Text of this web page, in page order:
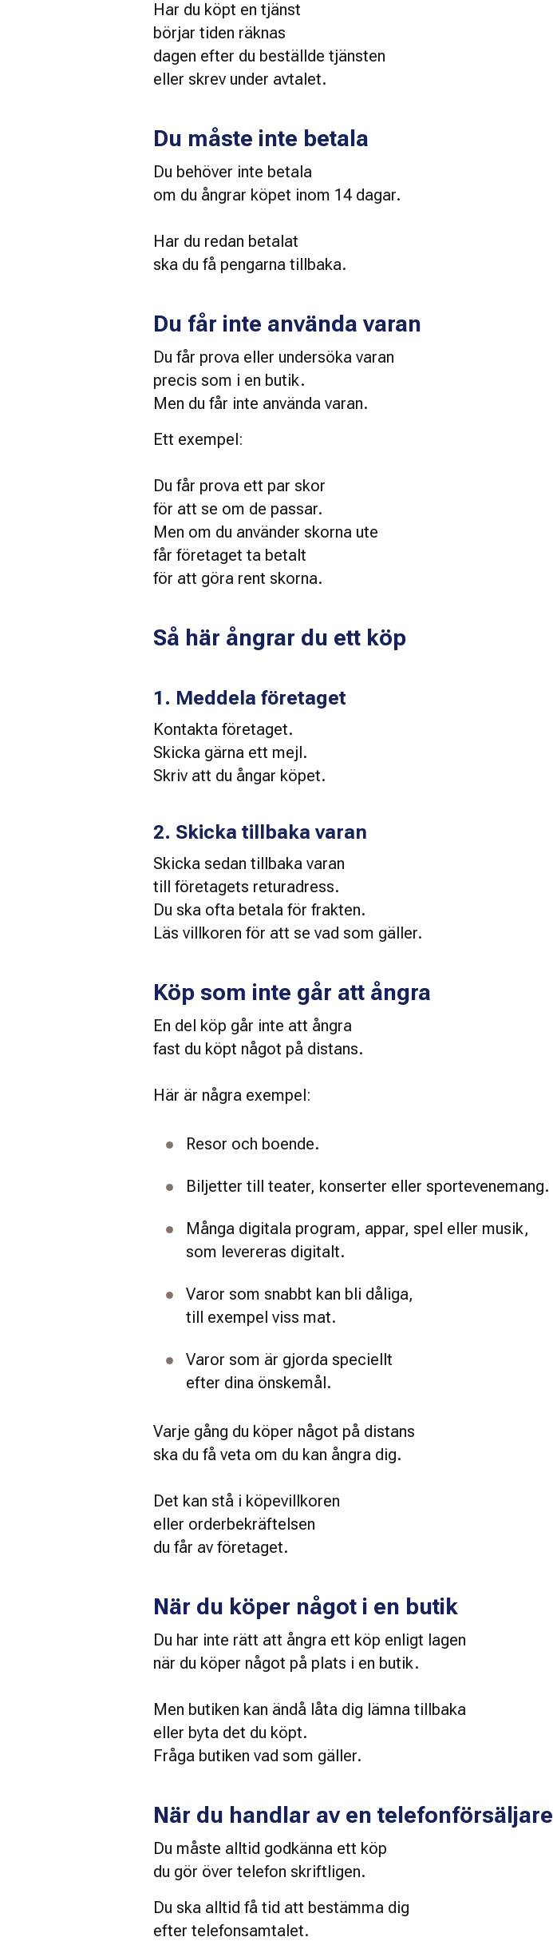
Har du köpt en tjänst
börjar tiden räknas
dagen efter du beställde tjänsten
eller skrev under avtalet.
Du måste inte betala
Du behöver inte betala
om du ångrar köpet inom 14 dagar.
Har du redan betalat
ska du få pengarna tillbaka.
Du får inte använda varan
Du får prova eller undersöka varan
precis som i en butik.
Men du får inte använda varan.
Ett exempel:
Du får prova ett par skor
för att se om de passar.
Men om du använder skorna ute
får företaget ta betalt
för att göra rent skorna.
Så här ångrar du ett köp
1. Meddela företaget
Kontakta företaget.
Skicka gärna ett mejl.
Skriv att du ångar köpet.
2. Skicka tillbaka varan
Skicka sedan tillbaka varan
till företagets returadress.
Du ska ofta betala för frakten.
Läs villkoren för att se vad som gäller.
Köp som inte går att ångra
En del köp går inte att ångra
fast du köpt något på distans.
Här är några exempel:
Resor och boende.
Biljetter till teater, konserter eller sportevenemang.
Många digitala program, appar, spel eller musik,
som levereras digitalt.
Varor som snabbt kan bli dåliga,
till exempel viss mat.
Varor som är gjorda speciellt
efter dina önskemål.
Varje gång du köper något på distans
ska du få veta om du kan ångra dig.
Det kan stå i köpevillkoren
eller orderbekräftelsen
du får av företaget.
När du köper något i en butik
Du har inte rätt att ångra ett köp enligt lagen
när du köper något på plats i en butik.
Men butiken kan ändå låta dig lämna tillbaka
eller byta det du köpt.
Fråga butiken vad som gäller.
När du handlar av en telefonförsäljare
Du måste alltid godkänna ett köp
du gör över telefon skriftligen.
Du ska alltid få tid att bestämma dig
efter telefonsamtalet.